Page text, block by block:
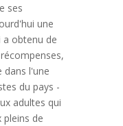
ses
une
a obtenu de
dans l'une
du pays -
adultes qui
pleins de